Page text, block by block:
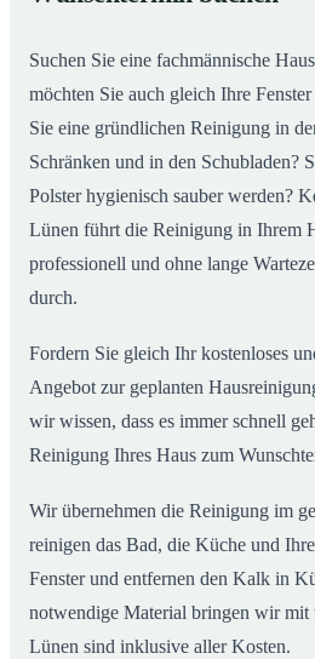
Suchen Sie eine fachmännische
möchten Sie auch gleich Ihre
Sie eine gründlichen Reinigung in
Schränken und in den Schubladen?
Polster hygienisch sauber werden?
Lünen führt die Reinigung in Ihrem
professionell und ohne lange
durch.
Fordern Sie gleich Ihr kostenloses
Angebot zur geplanten
wir wissen, dass es immer schnell
Reinigung Ihres Haus zum
Wir übernehmen die Reinigung im
reinigen das Bad, die Küche und
Fenster und entfernen den Kalk in
notwendige Material bringen wir mit
Lünen sind inklusive aller Kosten.